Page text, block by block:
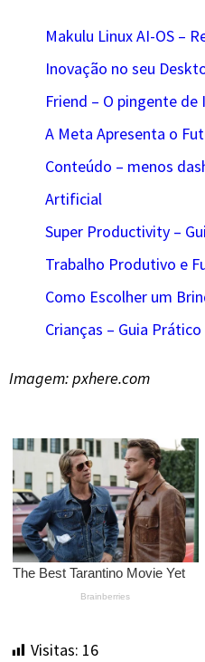
Makulu Linux AI-OS –
Inovação no seu
Friend – O pingente de
A Meta Apresenta o
Conteúdo – menos
Artificial
Super Productivity –
Trabalho Produtivo e
Como Escolher um
Crianças – Guia
Imagem: pxhere.com
Visitas: 16